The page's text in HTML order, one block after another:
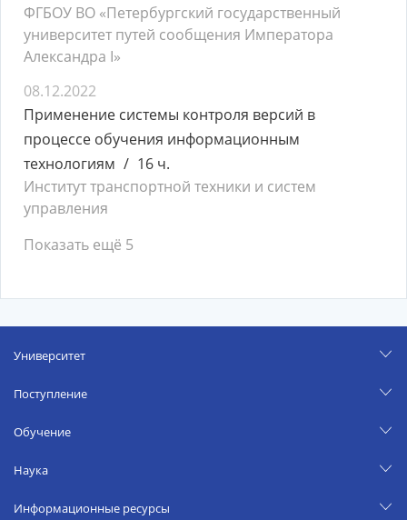
ФГБОУ ВО «Петербургский государственный
университет путей сообщения Императора
Александра I»
08.12.2022
Применение системы контроля версий в
процессе обучения информационным
технологиям
16 ч.
Институт транспортной техники и систем
управления
Показать ещё 5
Университет
Поступление
Обучение
Наука
Информационные ресурсы